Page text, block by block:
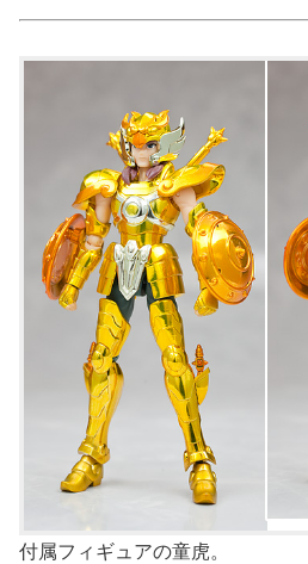
付属フィギュアの童虎。